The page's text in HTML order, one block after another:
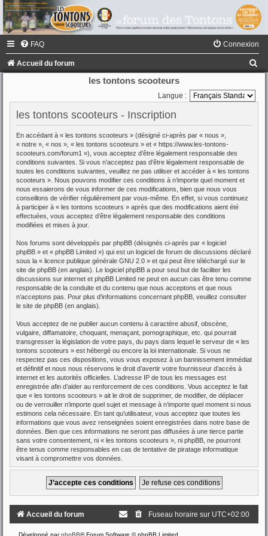
FAQ Connexion
Accueil du forum
les tontons scooteurs
Langue :
les tontons scooteurs - Inscription
En accédant à « les tontons scooteurs » (désigné ci-après par « nous »,
« notre », « nos », « les tontons scooteurs » et « https://www.les-tontons-
scooteurs.com/forum1 »), vous acceptez d’être légalement responsable des
conditions suivantes. Si vous n’acceptez pas d’être légalement responsable de
toutes les conditions suivantes, veuillez ne pas utiliser et accéder à « les tontons
scooteurs ». Nous pouvons modifier ces conditions à n’importe quel moment et
nous essaierons de vous informer de ces modifications, bien que nous vous
conseillons de vérifier régulièrement par vous-même. En effet, si vous continuez
à participer à « les tontons scooteurs » après que des modifications aient été
effectuées, vous acceptez d’être légalement responsable des conditions
modifiées et mises à jour.
Nos forums sont développés par phpBB (désignés ci-après par « logiciel
phpBB » et « phpBB Limited ») qui est un logiciel de forum de discussions déclaré
sous la « licence publique générale GNU 2.0 » et qui peut être téléchargé sur le
site de phpBB (en anglais). Le logiciel phpBB a pour seul but de faciliter les
discussions sur internet et phpBB Limited ne peut en aucun cas être tenu comme
responsable de la conduite et du contenu que nous acceptons et que nous
n’acceptons pas. Pour plus d’informations concernant phpBB, veuillez consulter
le site de phpBB (en anglais).
Vous acceptez de ne publier aucun contenu à caractère abusif, obscène,
vulgaire, diffamatoire, choquant, menaçant, pornographique, etc. qui pourrait
transgresser la législation de votre pays, du pays dans lequel le serveur de « les
tontons scooteurs » est hébergé ou encore la loi internationale. Si vous ne
respectez pas ces dispositions, vous vous exposez à un bannissement immédiat
et définitif et nous nous réservons le droit d’avertir votre fournisseur d’accès à
internet et les autorités officielles. L’adresse IP de tous les messages est
enregistrée afin d’aider au renforcement de ces conditions. Vous acceptez le fait
que « les tontons scooteurs » ait le droit de supprimer, de modifier, de déplacer
ou de verrouiller n’importe quel sujet et message à n’importe quel moment si nous
estimons cela nécessaire. En tant qu’utilisateur, vous acceptez que toutes les
informations que vous avez renseignées soient enregistrées dans notre base de
données. Bien que ces informations ne seront pas diffusées à une tierce partie
sans votre consentement, ni « les tontons scooteurs », ni phpBB, ne pourront
être tenus comme responsables en cas de tentative de piratage informatique
visant à compromettre vos données.
Accueil du forum Fuseau horaire sur UTC+02:00
Développé parphpBB® Forum Software © phpBB Limited